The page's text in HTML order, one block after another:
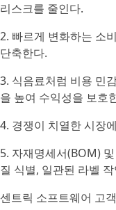
리스크를 줄인다.
2. 빠르게 변화하는 소
단축한다.
3. 식음료처럼 비용 민
을 높여 수익성을 보호
4. 경쟁이 치열한 시장
5. 자재명세서(BOM)
질 식별, 일관된 라벨
센트릭 소프트웨어 고